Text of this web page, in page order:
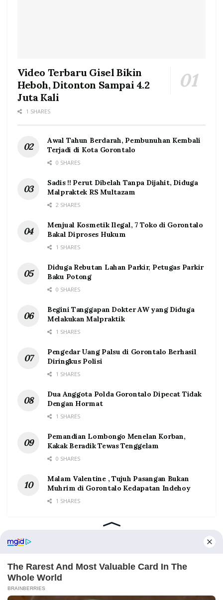
Video Terbaru Gisel Bikin
Heboh, Ditonton Sampai 4.2
Juta Kali
1 SHARES
Awal Tahun Berdarah, Pembunuhan Kembali
Terjadi di Kota Gorontalo
0 SHARES
Sadis !! Perut Dibelah Tanpa Dijahit, Diduga
Malpraktek RS Multazam
2 SHARES
Menjual Kosmetik Ilegal, 7 Toko di Gorontalo
Bakal Diproses Hukum
1 SHARES
Diduga Rebutan Lahan Parkir, Petugas Parkir
Baku Potong
0 SHARES
Begini Tanggapan Dokter AW yang Diduga
Melakukan Malpraktik
1 SHARES
Pengedar Uang Palsu di Gorontalo Berhasil
Diringkus Polisi
1 SHARES
Dua Anggota Polda Gorontalo Dipecat Tidak
Dengan Hormat
1 SHARES
Pemandian Lombongo Menelan Korban,
Kakak Beradik Tewas Tenggelam
0 SHARES
Malam Valentine , Tujuh Pasangan Bukan
Muhrim di Gorontalo Kedapatan Indehoy
1 SHARES
Home Tentang Kontak Redaksi Pedoman Media Siber